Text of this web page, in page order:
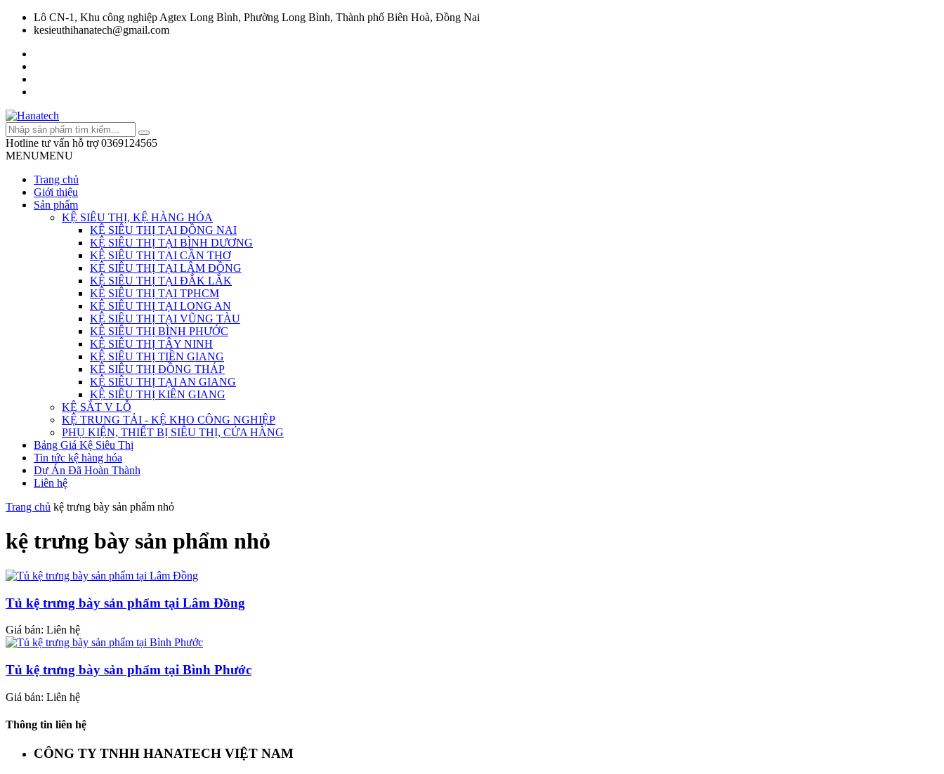
Lô CN-1, Khu công nghiệp Agtex Long Bình, Phường Long Bình, Thành phố Biên Hoà, Đồng Nai
kesieuthihanatech@gmail.com
Hotline tư vấn hỗ trợ 0369124565
MENUMENU
Trang chủ
Giới thiệu
Sản phẩm
KỆ SIÊU THỊ, KỆ HÀNG HÓA
KỆ SIÊU THỊ TẠI ĐỒNG NAI
KỆ SIÊU THỊ TẠI BÌNH DƯƠNG
KỆ SIÊU THỊ TẠI CẦN THƠ
KỆ SIÊU THỊ TẠI LÂM ĐỒNG
KỆ SIÊU THỊ TẠI ĐẮK LẮK
KỆ SIÊU THỊ TẠI TPHCM
KỆ SIÊU THỊ TẠI LONG AN
KỆ SIÊU THỊ TẠI VŨNG TÀU
KỆ SIÊU THỊ BÌNH PHƯỚC
KỆ SIÊU THỊ TÂY NINH
KỆ SIÊU THỊ TIỀN GIANG
KỆ SIÊU THỊ ĐỒNG THÁP
KỆ SIÊU THỊ TẠI AN GIANG
KỆ SIÊU THỊ KIÊN GIANG
KỆ SẮT V LỖ
KỆ TRUNG TẢI - KỆ KHO CÔNG NGHIỆP
PHỤ KIỆN, THIẾT BỊ SIÊU THỊ, CỬA HÀNG
Bảng Giá Kệ Siêu Thị
Tin tức kệ hàng hóa
Dự Án Đã Hoàn Thành
Liên hệ
Trang chủ kệ trưng bày sản phẩm nhỏ
kệ trưng bày sản phẩm nhỏ
Tủ kệ trưng bày sản phẩm tại Lâm Đồng
Giá bán: Liên hệ
Tủ kệ trưng bày sản phẩm tại Bình Phước
Giá bán: Liên hệ
Thông tin liên hệ
CÔNG TY TNHH HANATECH VIỆT NAM